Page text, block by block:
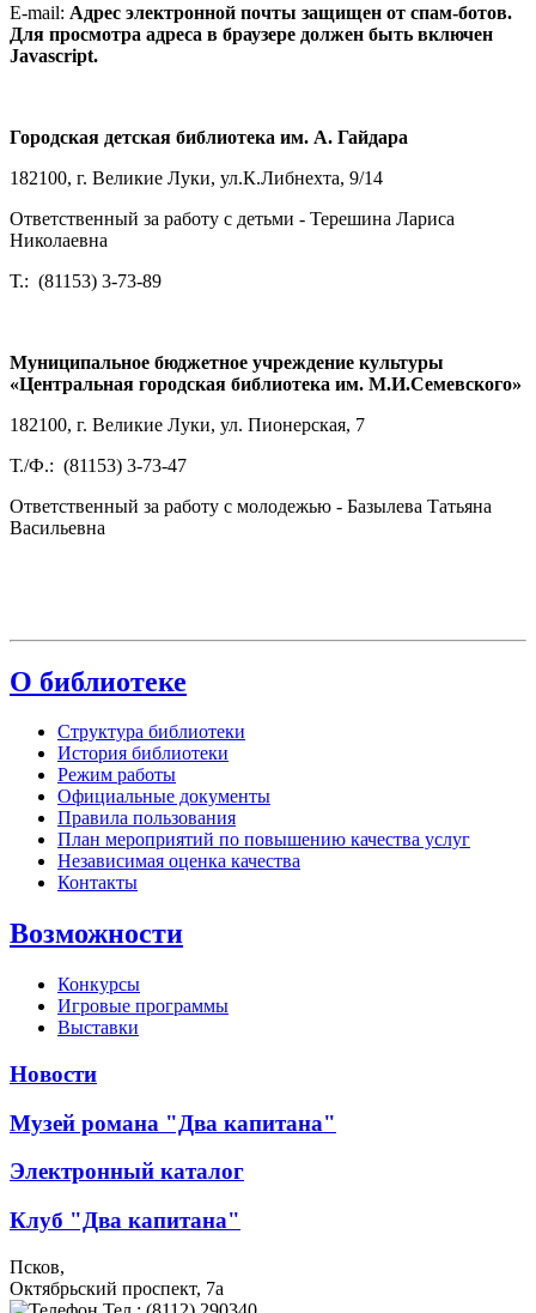
E-mail: Адрес электронной почты защищен от спам-ботов.
Для просмотра адреса в браузере должен быть включен
Javascript.
Городская детская библиотека им. А. Гайдара
182100, г. Великие Луки, ул.К.Либнехта, 9/14
Ответственный за работу с детьми - Терешина Лариса
Николаевна
Т.: (81153) 3-73-89
Муниципальное бюджетное учреждение культуры
«Центральная городская библиотека им. М.И.Семевского»
182100, г. Великие Луки, ул. Пионерская, 7
Т./Ф.: (81153) 3-73-47
Ответственный за работу с молодежью - Базылева Татьяна
Васильевна
О библиотеке
Структура библиотеки
История библиотеки
Режим работы
Официальные документы
Правила пользования
План мероприятий по повышению качества услуг
Независимая оценка качества
Контакты
Возможности
Конкурсы
Игровые программы
Выставки
Новости
Музей романа "Два капитана"
Электронный каталог
Клуб "Два капитана"
Псков,
Октябрьский проспект, 7a